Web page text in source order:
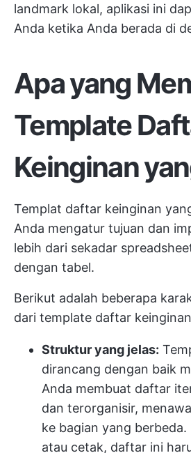
landmark lokal, aplikasi ini
Anda ketika Anda berada di
Apa yang
Template
Keinginan
Templat daftar keinginan
Anda mengatur tujuan dan
lebih dari sekadar
dengan tabel.
Berikut adalah beberapa
dari template daftar
Struktur yang jelas:
dirancang dengan baik
Anda membuat daftar
dan terorganisir,
ke bagian yang
atau cetak, daftar ini